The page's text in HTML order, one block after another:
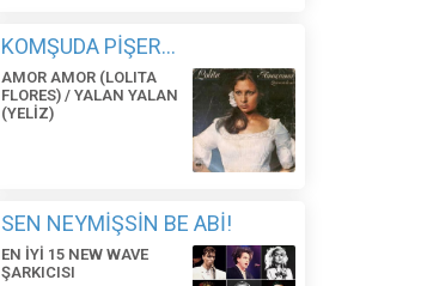
KOMŞUDA PİŞER...
AMOR AMOR (LOLITA
FLORES) / YALAN YALAN
(YELİZ)
SEN NEYMİŞSİN BE ABİ!
EN İYİ 15 NEW WAVE
ŞARKICISI